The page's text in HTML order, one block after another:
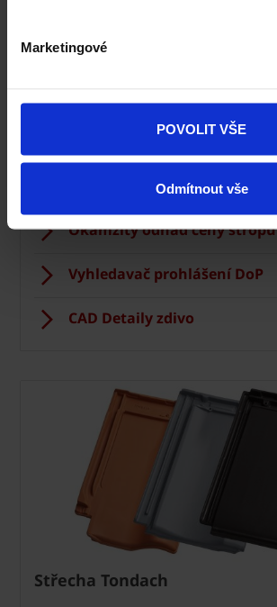
Marketingové
POVOLIT VŠE
Odmítnout vše
Ceník Porotherm
Konfigurátor domu
Okamžitý odhad ceny stropu
Vyhledavač prohlášení DoP
CAD Detaily zdivo
Střecha Tondach